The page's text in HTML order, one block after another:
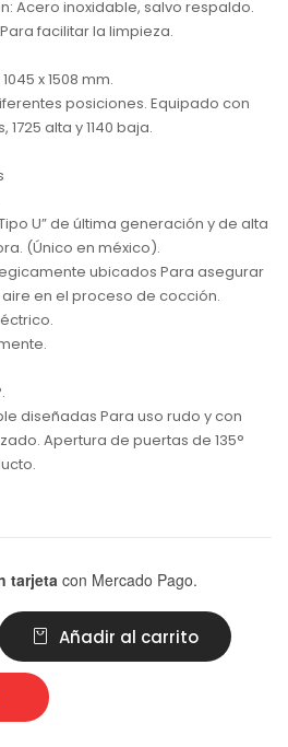
Acero inoxidable, salvo respaldo.
facilitar la limpieza.
x 1508 mm.
posiciones. Equipado con
alta y 1140 baja.
U” de última generación y de alta
(Único en méxico).
ubicados Para asegurar
en el proceso de cocción.
diseñadas Para uso rudo y con
Apertura de puertas de 135°
tarjeta con Mercado Pago.
Añadir al carrito